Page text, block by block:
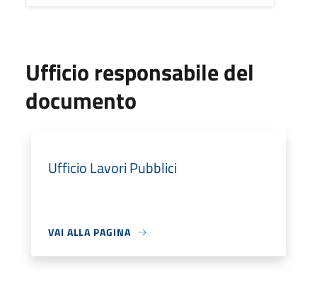
Ufficio responsabile del
documento
Ufficio Lavori Pubblici
VAI ALLA PAGINA